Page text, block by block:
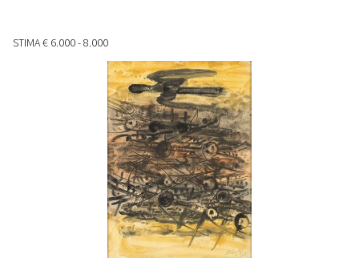
STIMA€ 6.000 - 8.000